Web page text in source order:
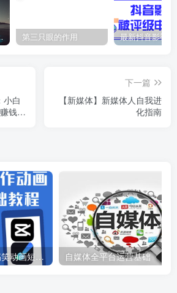
圈？ 第三只眼的作用
小白
钱的
下一篇
【新媒体】新媒体人自我进
化指南
一部手机制作夫妻搞笑动画短视频教程，零基础也能快速上手 自媒体全平台运营基础